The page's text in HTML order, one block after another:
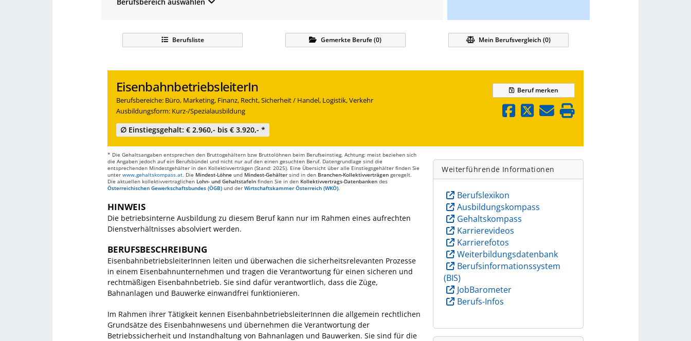
Berufsliste Gemerkte Berufe(0) Mein Berufsvergleich (0)
EisenbahnbetriebsleiterIn
Berufsbereiche: Büro, Marketing, Finanz, Recht, Sicherheit / Handel, Logistik, Verkehr
Ausbildungsform: Kurz-/Spezialausbildung
∅ Einstiegsgehalt: € 2.960,- bis € 3.920,- *
Berufmerken
* Die Gehaltsangaben entsprechen den Bruttogehältern bzw Bruttolöhnen beim Berufseinstieg. Achtung: meist beziehen sich
die Angaben jedoch auf ein Berufsbündel und nicht nur auf den einen gesuchten Beruf. Datengrundlage sind die
entsprechenden Mindestgehälter in den Kollektivverträgen (Stand: 2025). Eine Übersicht über alle Einstiegsgehälter finden Sie
unter www.gehaltskompass.at. Die Mindest-Löhne und Mindest-Gehälter sind in den Branchen-Kollektivverträgen geregelt.
Die aktuellen kollektivvertraglichen Lohn- und Gehaltstafeln finden Sie in den Kollektivvertrags-Datenbanken des
Österreichischen Gewerkschaftsbundes (ÖGB) und der Wirtschaftskammer Österreich (WKÖ).
HINWEIS
Die betriebsinterne Ausbildung zu diesem Beruf kann nur im Rahmen eines aufrechten
Dienstverhältnisses absolviert werden.
BERUFSBESCHREIBUNG
EisenbahnbetriebsleiterInnen leiten und überwachen die sicherheitsrelevanten Prozesse
in einem Eisenbahnunternehmen und tragen die Verantwortung für einen sicheren und
rechtmäßigen Eisenbahnbetrieb. Sie sind dafür verantwortlich, dass die Züge,
Bahnanlagen und Bauwerke einwandfrei funktionieren.
Im Rahmen ihrer Tätigkeit kennen EisenbahnbetriebsleiterInnen die allgemein rechtlichen
Grundsätze des Eisenbahnwesens und übernehmen die Verantwortung der
Betriebssicherheit und Instandhaltung von Bahnanlagen und Bauwerken. Sie sind für die
Weiterführende Informationen
Berufslexikon
Ausbildungskompass
Gehaltskompass
Karrierevideos
Karrierefotos
Weiterbildungsdatenbank
Berufsinformationssystem
(BIS)
JobBarometer
Berufs-Infos